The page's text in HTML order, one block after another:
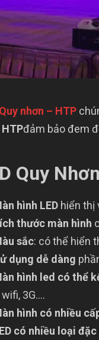
nhơn – HTP
HTPđảm bảo đem
Quy
hình LED hiển thị
thước màn hình
sắc: có thể hiển
dụng dễ dàng
hình led có thể
wifi, 3G….
hình có nhiều
có nhiều loại